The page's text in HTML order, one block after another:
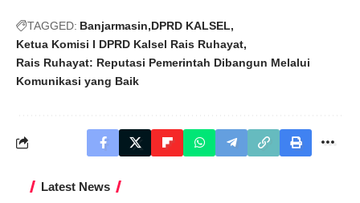
TAGGED: Banjarmasin DPRD KALSEL
Ketua Komisi I DPRD Kalsel Rais Ruhayat
Rais Ruhayat: Reputasi Pemerintah Dibangun Melalui
Komunikasi yang Baik
Latest News